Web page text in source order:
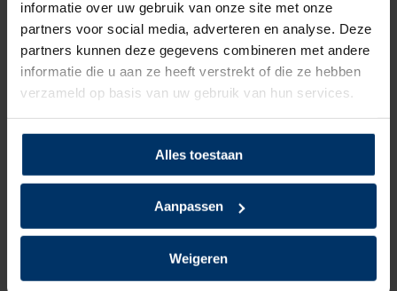
informatie over uw gebruik van onze site met onze
partners voor social media, adverteren en analyse. Deze
partners kunnen deze gegevens combineren met andere
informatie die u aan ze heeft verstrekt of die ze hebben
verzameld op basis van uw gebruik van hun services.
Alles toestaan
Aanpassen
Weigeren
Schrijf je eigen review
5 van 5
Aanrader
+ Drukken niet en zijn lichter dan mijn andere schoenen
Nog geen minpunt bemerkt
Gepost door: Klaus op 3 November 2023
De schoenen zijn heerlijk licht en hebben een goed voetbed